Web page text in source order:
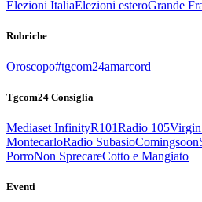
Elezioni ItaliaElezioni esteroGrande
Rubriche
Oroscopo#tgcom24amarcord
Tgcom24 Consiglia
Mediaset InfinityR101Radio 105
MontecarloRadio SubasioComingsoon
PorroNon SprecareCotto e Mangiato
Eventi